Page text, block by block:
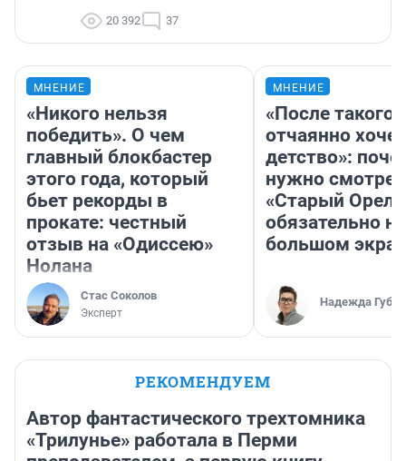
20 392 37
МНЕНИЕ
«Никого нельзя
победить». О чем
главный блокбастер
этого года, который
бьет рекорды в
прокате: честный
отзыв на «Одиссею»
Нолана
Стас Соколов
Эксперт
МНЕНИЕ
«После такого
отчаянно
детство»:
нужно
«Старый
обязательно на
большом
Надежда
РЕКОМЕНДУЕМ
Автор фантастического трехтомника
«Трилунье» работала в Перми